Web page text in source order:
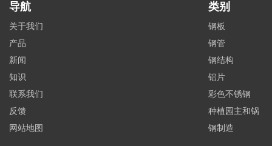
导航
关于我们
产品
新闻
知识
联系我们
反馈
网站地图
类别
钢板
钢管
钢结构
铝片
彩色不锈钢
种植园主和锅
钢制造